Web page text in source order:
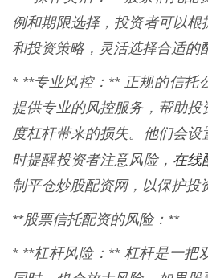
例和期限选择，投资者可以
和投资策略，灵活选择合适的
* **专业风控：** 正规的信托
提供专业的风控服务，帮助
度杠杆带来的损失。他们会
时提醒投资者注意风险， 在线
制平仓炒股配资网，以保护投
**股票信托配资的风险：**
* **杠杆风险：** 杠杆是一把